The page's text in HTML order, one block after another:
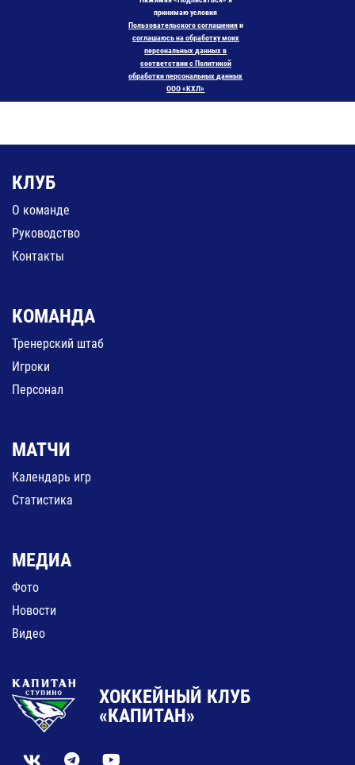
принимаю условия
Пользовательского соглашенияи
соглашаюсь на обработку моих
персональных данных в
соответствии с Политикой
обработки персональных данных
ООО «КХЛ»
КЛУБ
О команде
Руководство
Контакты
КОМАНДА
Тренерский штаб
Игроки
Персонал
МАТЧИ
Календарь игр
Статистика
МЕДИА
Фото
Новости
Видео
ХОККЕЙНЫЙ КЛУБ
«КАПИТАН»